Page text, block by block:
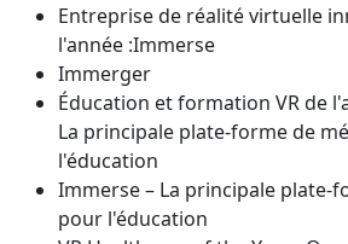
Entreprise de réalité virtuelle
l'année :Immerse
Immerger
Éducation et formation VR de
La principale plate-forme de
l'éducation
Immerse – La principale plate-
pour l'éducation